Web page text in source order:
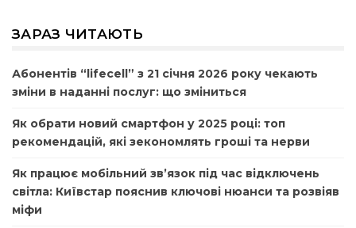
ЗАРАЗ ЧИТАЮТЬ
Абонентів “lifecell” з 21 січня 2026 року чекають
зміни в наданні послуг: що зміниться
Як обрати новий смартфон у 2025 році: топ
рекомендацій, які зекономлять гроші та нерви
Як працює мобільний зв’язок під час відключень
світла: Київстар пояснив ключові нюанси та розвіяв
міфи